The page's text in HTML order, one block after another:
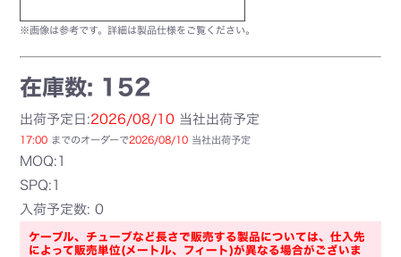
※画像は参考です。詳細は製品仕様をご覧ください。
在庫数: 152
出荷予定日:2026/08/10 当社出荷予定
17:00 までのオーダーで2026/08/10 当社出荷予定
MOQ:1
SPQ:1
入荷予定数: 0
ケーブル、チューブなど長さで販売する製品については、仕入先
によって販売単位(メートル、フィート)が異なる場合がございま